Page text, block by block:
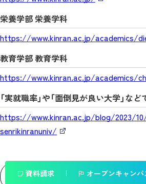
栄養学部 栄養学科
https://www.kinran.ac.jp/academics/
教育学部 教育学科
https://www.kinran.ac.jp/academics/
「実就職率」や「面倒見が良い大学」な
https://www.kinran.ac.jp/blog/2023/
senrikinranuniv/
一覧へ戻る
資料請求 オープンキャンパ